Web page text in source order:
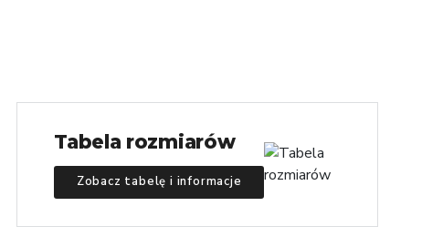
Tabela rozmiarów
Zobacz tabelę i informacje